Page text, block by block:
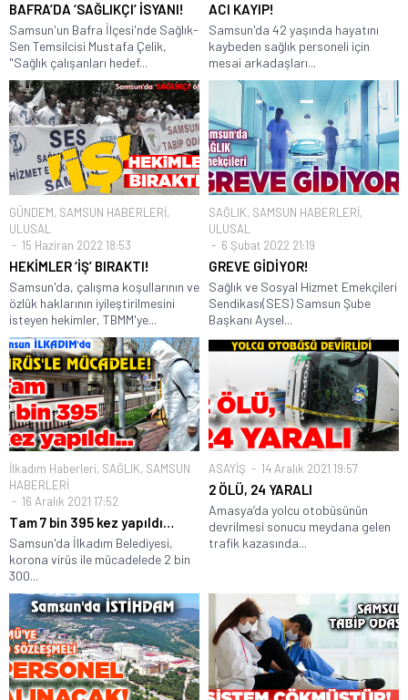
BAFRA’DA ‘SAĞLIKÇI’ İSYANI!
Samsun'un Bafra İlçesi'nde Sağlık-
Sen Temsilcisi Mustafa Çelik,
"Sağlık çalışanları hedef...
ACI KAYIP!
Samsun'da 42 yaşında hayatını
kaybeden sağlık personeli için
mesai arkadaşları...
GÜNDEM, SAMSUN HABERLERİ,
ULUSAL
15 Haziran 2022 18:53
HEKİMLER ‘İŞ’ BIRAKTI!
Samsun'da, çalışma koşullarının ve
özlük haklarının iyileştirilmesini
isteyen hekimler, TBMM'ye...
SAĞLIK, SAMSUN HABERLERİ,
ULUSAL
6 Şubat 2022 21:19
GREVE GİDİYOR!
Sağlık ve Sosyal Hizmet Emekçileri
Sendikası(SES) Samsun Şube
Başkanı Aysel...
İlkadım Haberleri, SAĞLIK, SAMSUN
HABERLERİ
16 Aralık 2021 17:52
Tam 7 bin 395 kez yapıldı…
Samsun'da İlkadım Belediyesi,
korona virüs ile mücadelede 2 bin
300...
ASAYİŞ 14 Aralık 2021 19:57
2 ÖLÜ, 24 YARALI
Amasya’da yolcu otobüsünün
devrilmesi sonucu meydana gelen
trafik kazasında...